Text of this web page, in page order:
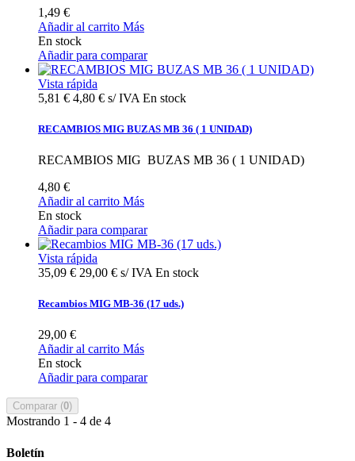
1,49 €
Añadir al carrito Más
En stock
Añadir para comparar
Vista rápida
5,81 € 4,80 € s/ IVA En stock
RECAMBIOS MIG BUZAS MB 36 ( 1 UNIDAD)
RECAMBIOS MIG BUZAS MB 36 ( 1 UNIDAD)
4,80 €
Añadir al carrito Más
En stock
Añadir para comparar
Vista rápida
35,09 € 29,00 € s/ IVA En stock
Recambios MIG MB-36 (17 uds.)
29,00 €
Añadir al carrito Más
En stock
Añadir para comparar
Comparar (0)
Mostrando 1 - 4 de 4
Boletín